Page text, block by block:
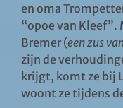
en oma
“opoe van Kleef”.
Bremer (een zus
zijn de
krijgt, komt ze bij
woont ze tijdens